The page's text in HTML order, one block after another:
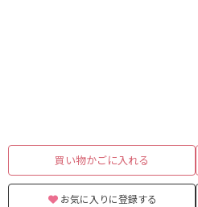
買い物かごに入れる
お気に入りに登録する